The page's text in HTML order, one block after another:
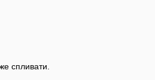
спливати.